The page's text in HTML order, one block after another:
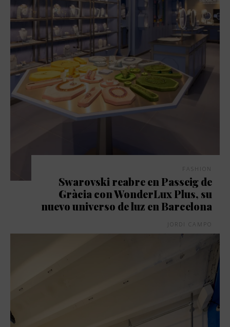
FASHION
Swarovski reabre en Passeig de
Gràcia con WonderLux Plus, su
nuevo universo de luz en Barcelona
JORDI CAMPO